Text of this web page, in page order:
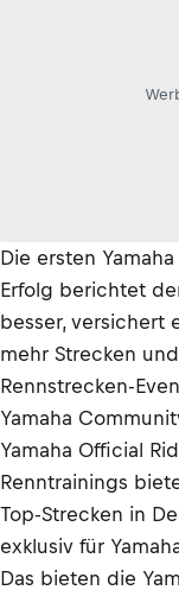
Die ersten
Erfolg berichtet
besser, versichert
mehr Strecken
Rennstrecken-
Yamaha
Yamaha Official
Renntrainings
Top-Strecken in
exklusiv für
Das bieten die